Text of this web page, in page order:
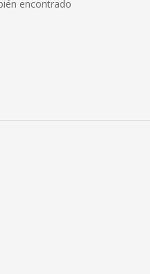
encontrado